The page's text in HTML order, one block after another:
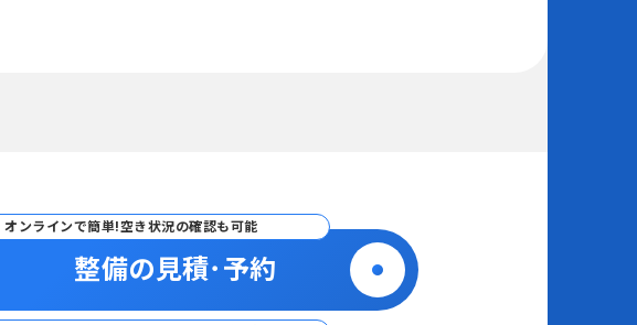
オンラインで簡単!空き状況の確認も可能
整備の見積･予約